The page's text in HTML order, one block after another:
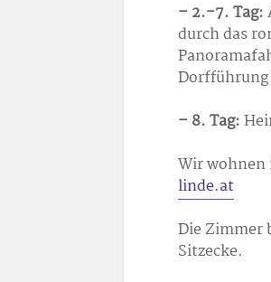
– 2.-7. Tag:
durch das
Dorfführung
– 8. Tag:
Wir
linde.at
Die Zimmer
Sitzecke.